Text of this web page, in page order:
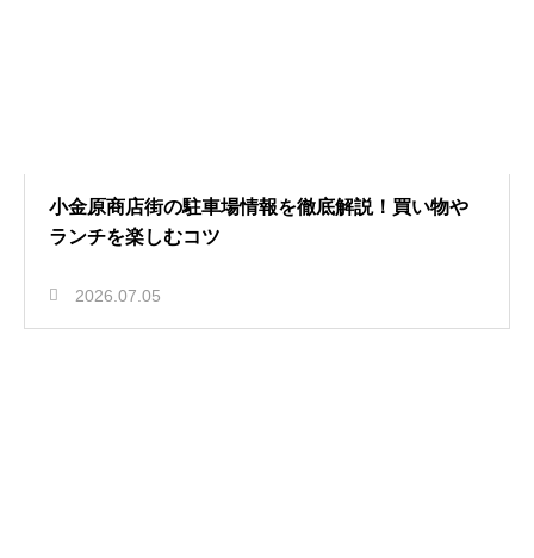
小金原商店街の駐車場情報を徹底解説！買い物や
ランチを楽しむコツ
2026.07.05